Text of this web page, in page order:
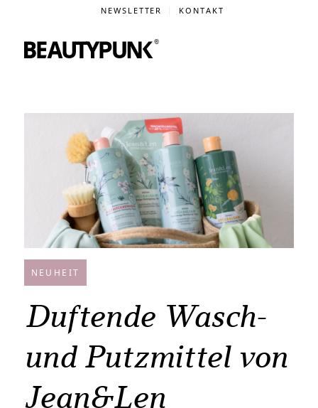
NEWSLETTER KONTAKT
NEUHEIT
Duftende Wasch-
und Putzmittel von
Jean&Len